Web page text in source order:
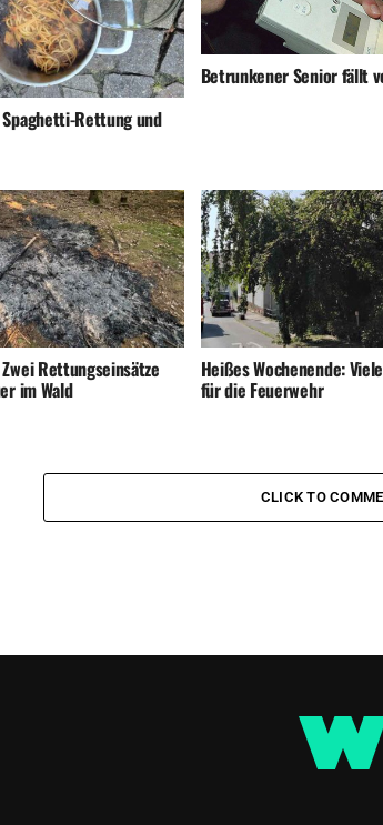
Rettung und
Betrunkener Senior fällt
Rettungseinsätze
im Wald
Heißes Wochenende:
für die Feuerwehr
CLICK TO